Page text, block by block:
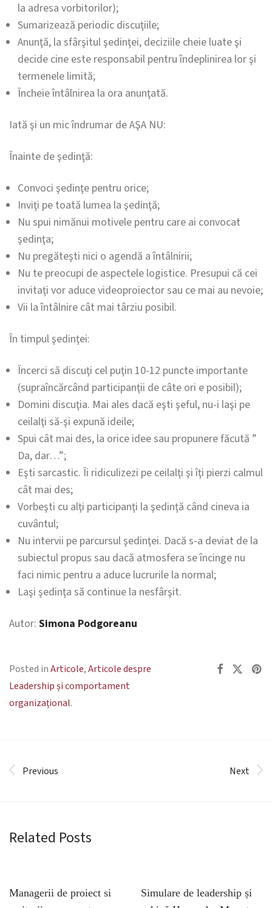
la adresa vorbitorilor);
Sumarizează periodic discuţiile;
Anunţă, la sfârşitul şedinţei, deciziile cheie luate şi
decide cine este responsabil pentru îndeplinirea lor şi
termenele limită;
Încheie întâlnirea la ora anunţată.
Iată şi un mic îndrumar de AŞA NU:
Înainte de şedinţă:
Convoci şedinţe pentru orice;
Inviţi pe toată lumea la şedinţă;
Nu spui nimănui motivele pentru care ai convocat
şedinţa;
Nu pregăteşti nici o agendă a întâlnirii;
Nu te preocupi de aspectele logistice. Presupui că cei
invitaţi vor aduce videoproiector sau ce mai au nevoie;
Vii la întâlnire cât mai târziu posibil.
În timpul şedinţei:
Încerci să discuţi cel puţin 10-12 puncte importante
(supraîncărcând participanţii de câte ori e posibil);
Domini discuţia. Mai ales dacă eşti şeful, nu-i laşi pe
ceilalţi să-şi expună ideile;
Spui cât mai des, la orice idee sau propunere făcută ”
Da, dar…”;
Eşti sarcastic. Îi ridiculizezi pe ceilalţi şi îţi pierzi calmul
cât mai des;
Vorbeşti cu alţi participanţi la şedinţă când cineva ia
cuvântul;
Nu intervii pe parcursul şedinţei. Dacă s-a deviat de la
subiectul propus sau dacă atmosfera se încinge nu
faci nimic pentru a aduce lucrurile la normal;
Laşi şedinţa să continue la nesfârşit.
Autor: Simona Podgoreanu
Posted inArticole,Articole despre
Leadership și comportament
organizațional.
Previous Next
Related Posts
Managerii de proiect si
Simulare de leadership și